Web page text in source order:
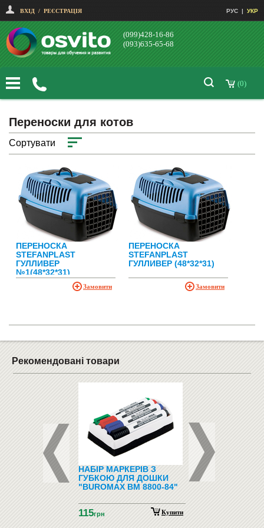
ВХІД / РЕЄСТРАЦІЯ РУС | УКР
(099)428-16-86
(093)635-65-68
(0)
Переноски для котов
Сортувати
ПЕРЕНОСКА
STEFANPLAST
ГУЛЛИВЕР
№1(48*32*31)
Замовити
ПЕРЕНОСКА
STEFANPLAST
ГУЛЛИВЕР (48*32*31)
Замовити
Рекомендовані товари
НАБІР МАРКЕРІВ З
ГУБКОЮ ДЛЯ ДОШКИ
"BUROMAX BM 8800-84"
115грн Купити
ПІДЛОГОВІ